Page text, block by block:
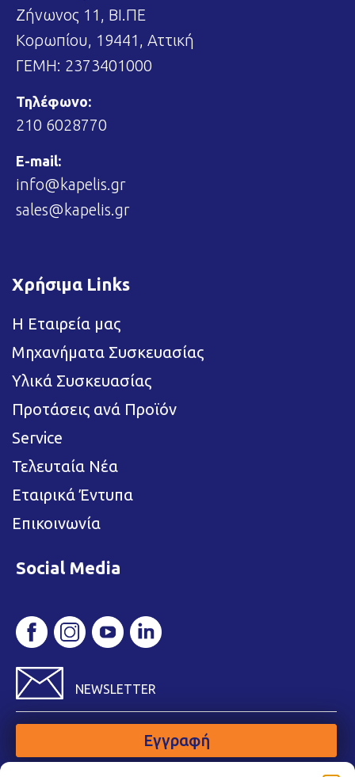
Ζήνωνος 11, ΒΙ.ΠΕ
Κορωπίου, 19441, Αττική
ΓΕΜΗ: 2373401000
Τηλέφωνο:
210 6028770
E-mail:
info@kapelis.gr
sales@kapelis.gr
Χρήσιμα Links
Η Εταιρεία μας
Μηχανήματα Συσκευασίας
Υλικά Συσκευασίας
Προτάσεις ανά Προϊόν
Service
Τελευταία Νέα
Εταιρικά Έντυπα
Επικοινωνία
Social Media
NEWSLETTER
Εγγραφή